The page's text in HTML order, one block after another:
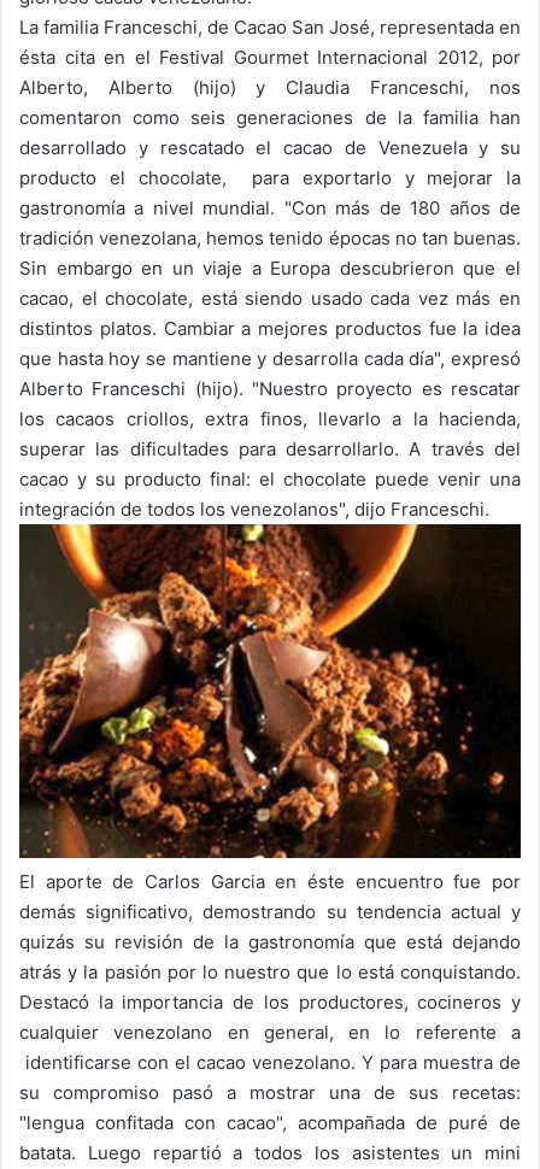
La familia Franceschi, de Cacao San José, representada en
ésta cita en el Festival Gourmet Internacional 2012, por
Alberto, Alberto (hijo) y Claudia Franceschi, nos
comentaron como seis generaciones de la familia han
desarrollado y rescatado el cacao de Venezuela y su
producto el chocolate, para exportarlo y mejorar la
gastronomía a nivel mundial. "Con más de 180 años de
tradición venezolana, hemos tenido épocas no tan buenas.
Sin embargo en un viaje a Europa descubrieron que el
cacao, el chocolate, está siendo usado cada vez más en
distintos platos. Cambiar a mejores productos fue la idea
que hasta hoy se mantiene y desarrolla cada día", expresó
Alberto Franceschi (hijo). "Nuestro proyecto es rescatar
los cacaos criollos, extra finos, llevarlo a la hacienda,
superar las dificultades para desarrollarlo. A través del
cacao y su producto final: el chocolate puede venir una
integración de todos los venezolanos", dijo Franceschi.
El aporte de Carlos Garcia en éste encuentro fue por
demás significativo, demostrando su tendencia actual y
quizás su revisión de la gastronomía que está dejando
atrás y la pasión por lo nuestro que lo está conquistando.
Destacó la importancia de los productores, cocineros y
cualquier venezolano en general, en lo referente a
identificarse con el cacao venezolano. Y para muestra de
su compromiso pasó a mostrar una de sus recetas:
"lengua confitada con cacao", acompañada de puré de
batata. Luego repartió a todos los asistentes un mini